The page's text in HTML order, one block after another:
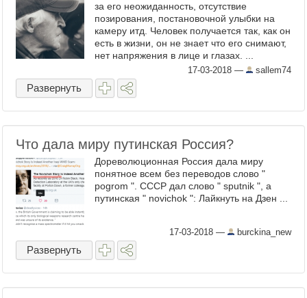
за его неожиданность, отсутствие
позирования, постановочной улыбки на
камеру итд. Человек получается так, как он
есть в жизни, он не знает что его снимают,
нет напряжения в лице и глазах. ...
17-03-2018 — sallem74
Развернуть
Что дала миру путинская Россия?
Дореволюционная Россия дала миру
понятное всем без переводов слово "
pogrom ". СССР дал слово " sputnik ", а
путинская " novichok ": Лайкнуть на Дзен ...
17-03-2018 — burckina_new
Развернуть